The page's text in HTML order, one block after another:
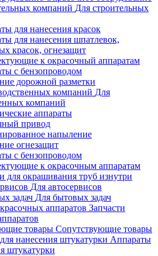
Для строительных
для нанесения красок
для нанесения шпатлевок,
красок, огнезащит
к окрасочный аппаратам
с бензопроводом
дорожной разметки
Для
компаний
аппараты
привод
напыление
огнезащит
с бензопроводом
к окрасочным аппаратам
для окрашивания труб изнутри
Для автосервисов
Для бытовых задач
Запчасти
Сопутствующие товары
Аппараты
штукатурки